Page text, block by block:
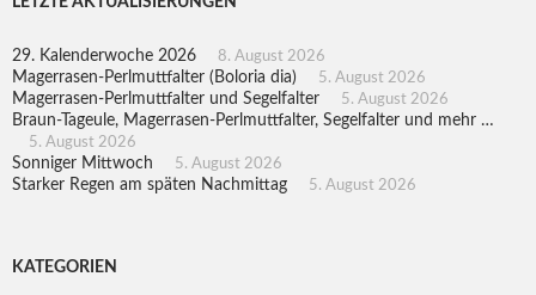
29. Kalenderwoche 2026 8. August 2026
Magerrasen-Perlmuttfalter (Boloria dia) 5. August 2026
Magerrasen-Perlmuttfalter und Segelfalter 5. August 2026
Braun-Tageule, Magerrasen-Perlmuttfalter, Segelfalter und mehr …
5. August 2026
Sonniger Mittwoch 5. August 2026
Starker Regen am späten Nachmittag 5. August 2026
KATEGORIEN